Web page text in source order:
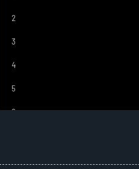
2
3
4
5
6